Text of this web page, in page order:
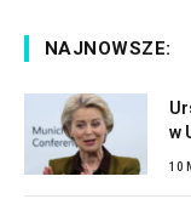
NAJNOWSZE:
w
10